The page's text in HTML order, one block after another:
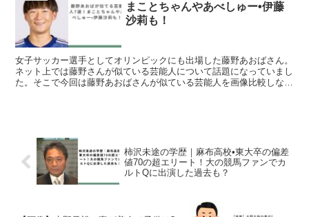
まことちゃんやあべしゅー•伊藤
沙莉も！
女子サッカー選手としてオリンピックにも出場した藤野あおばさん。
ネット上では藤野さんが似ている芸能人について話題になっていまし
た。そこで今回は藤野あおばさんが似ている芸能人を画像比較しなが
柿沢未途の学歴｜麻布高校•東大卒の偏差
値70の超エリート！大の競馬ファンでカ
ルトQに出演した過去も？